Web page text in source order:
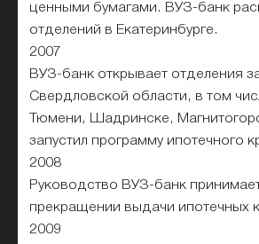
ценными бумагами. ВУЗ-банк
отделений в Екатеринбурге.
2007
ВУЗ-банк открывает отделения
Свердловской области, в том
Тюмени, Шадринске,
запустил программу ипотечного
2008
Руководство ВУЗ-банк
прекращении выдачи ипотечных
2009